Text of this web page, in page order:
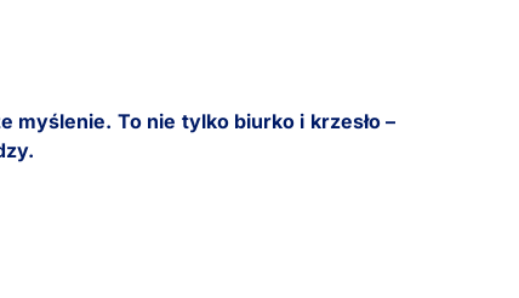
myślenie. To nie tylko biurko i krzesło –